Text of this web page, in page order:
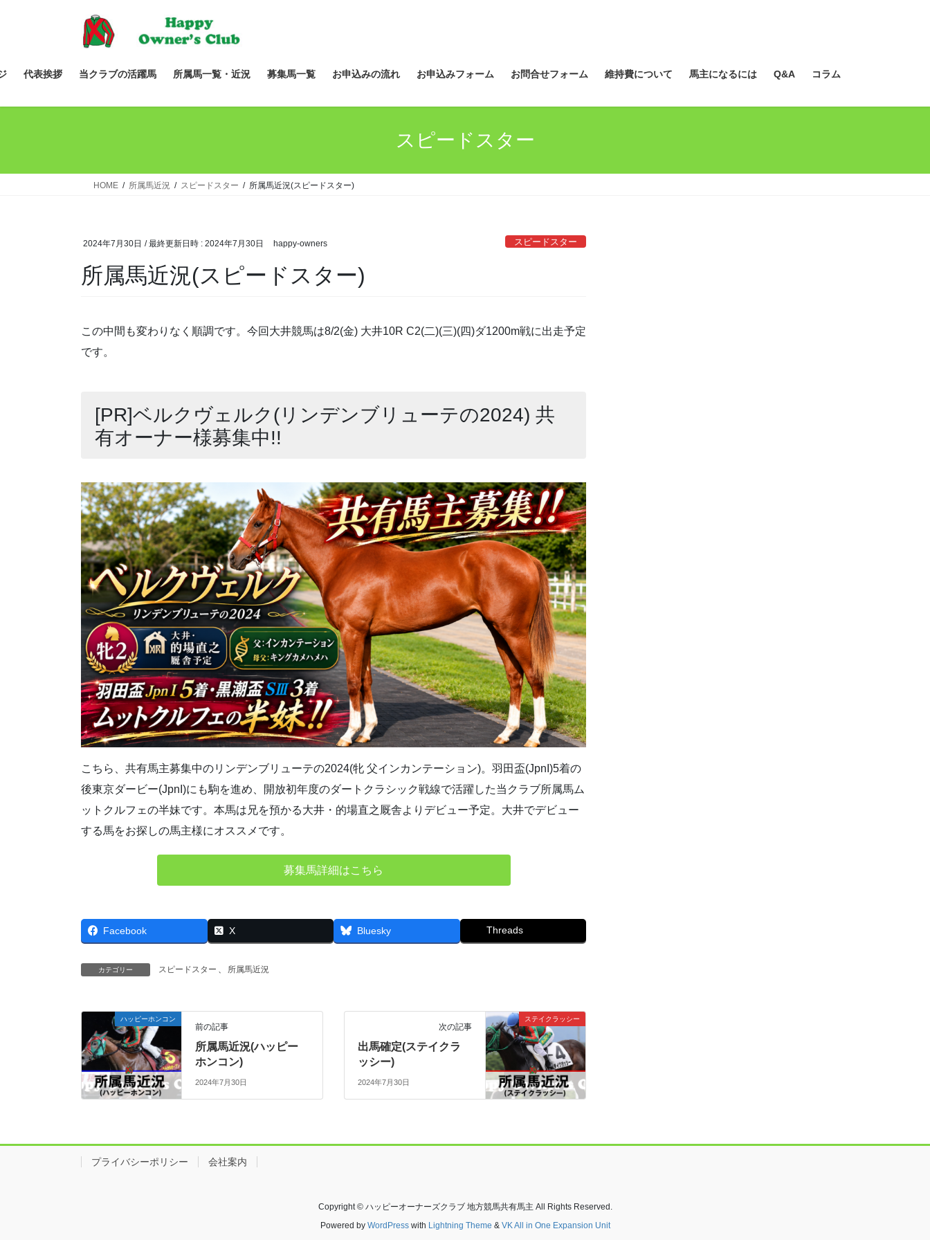
ツ
ス
シ
ン
代表挨拶 当クラブの活躍馬 所属馬一覧・近況 募集馬一覧 お申込みの流れ お申込みフォーム お問合せフォーム 維持費について 馬主になるには Q&A コラム
スピードスター
HOME 所属馬近況 スピードスター 所属馬近況(スピードスター)
2024年7月30日 / 最終更新日時 : 2024年7月30日 happy-owners スピードスター
所属馬近況(スピードスター)
この中間も変わりなく順調です。今回大井競馬は8/2(金) 大井10R C2(二)(三)(四)ダ1200m戦に出走予定
です。
[PR]ベルクヴェルク(リンデンブリューテの2024) 共
有オーナー様募集中!!
こちら、共有馬主募集中のリンデンブリューテの2024(牝 父インカンテーション)。羽田盃(JpnI)5着の
後東京ダービー(JpnI)にも駒を進め、開放初年度のダートクラシック戦線で活躍した当クラブ所属馬ム
ットクルフェの半妹です。本馬は兄を預かる大井・的場直之厩舎よりデビュー予定。大井でデビュー
する馬をお探しの馬主様にオススメです。
募集馬詳細はこちら
Facebook X Bluesky Threads
カテゴリー スピードスター 、 所属馬近況
ハッピーホンコン
前の記事
所属馬近況(ハッピー
ホンコン)
2024年7月30日
ステイクラッシー
次の記事
出馬確定(ステイクラ
ッシー)
2024年7月30日
プライバシーポリシー 会社案内
Copyright © ハッピーオーナーズクラブ 地方競馬共有馬主 All Rights Reserved.
Powered by WordPresswith Lightning Theme & VK All in One Expansion Unit